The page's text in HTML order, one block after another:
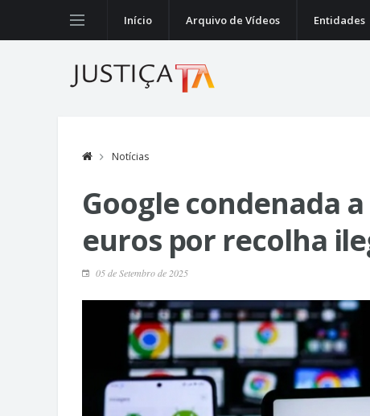
Início Arquivo de Vídeos Entidades
Notícias
Google condenada
euros por recolha
05 de Setembro de 2025